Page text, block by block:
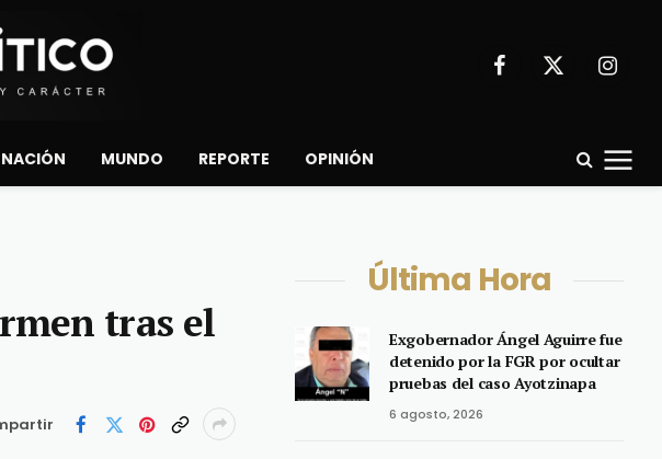
Facebook
X
NACIÓN MUNDO REPORTE OPINIÓN
tras el
Última Hora
Exgobernador Ángel Aguirre fue
detenido por la FGR por ocultar
pruebas del caso Ayotzinapa
6 agosto, 2026